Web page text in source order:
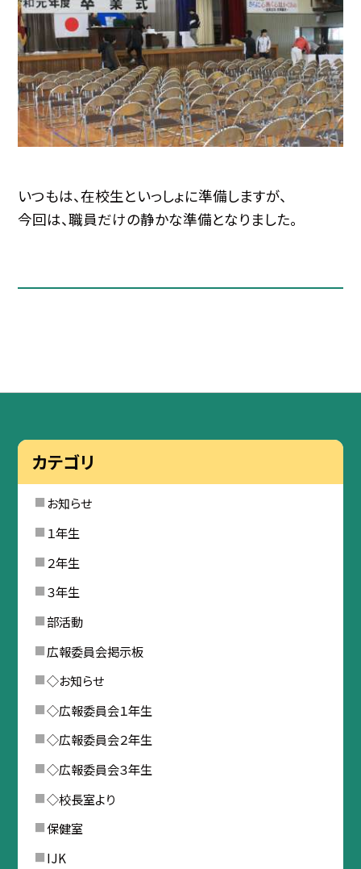
いつもは、在校生といっしょに準備しますが、
今回は、職員だけの静かな準備となりました。
カテゴリ
お知らせ
１年生
２年生
３年生
部活動
広報委員会掲示板
◇お知らせ
◇広報委員会１年生
◇広報委員会２年生
◇広報委員会３年生
◇校長室より
保健室
IJK